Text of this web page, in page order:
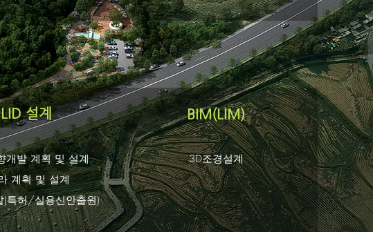
설계
개발 계획 및 설계
계획 및 설계
(특허/실용신안출원)
BIM(LIM)
3D조경설계